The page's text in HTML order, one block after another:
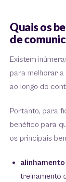
Quais os
de
Existem
para melhorar
ao longo do
Portanto, para
benéfico para
os principais
treinamento